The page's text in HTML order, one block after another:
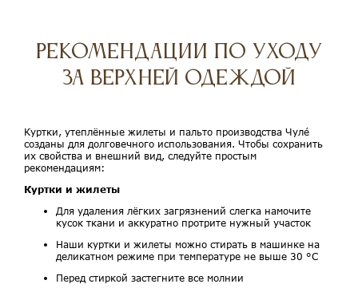
Рекомендации по уходу
за верхней одеждой
Куртки, утеплённые жилеты и пальто производства Чулé
созданы для долговечного использования. Чтобы сохранить
их свойства и внешний вид, следуйте простым
рекомендациям:
Куртки и жилеты
Для удаления лёгких загрязнений слегка намочите
кусок ткани и аккуратно протрите нужный участок
Наши куртки и жилеты можно стирать в машинке на
деликатном режиме при температуре не выше 30 °C
Перед стиркой застегните все молнии